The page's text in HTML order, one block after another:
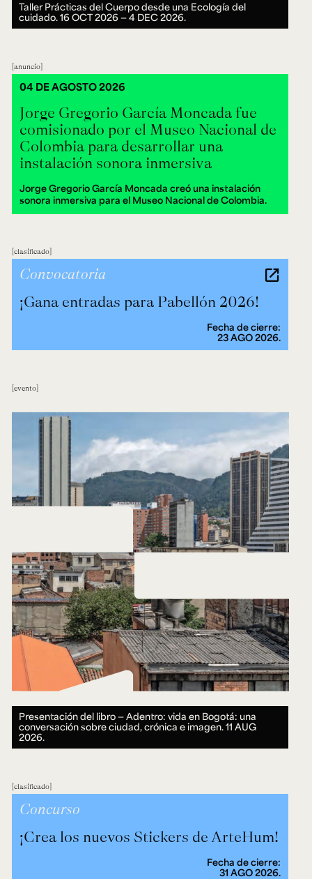
Taller Prácticas del Cuerpo desde una Ecología del
cuidado.16 OCT 2026 ― 4 DEC 2026.
anuncio
Jorge Gregorio García Moncada fue
comisionado por el Museo Nacional de
Colombia para desarrollar una
instalación sonora inmersiva
Jorge Gregorio García Moncada creó una instalación
sonora inmersiva para el Museo Nacional de Colombia.
04 DE AGOSTO 2026
clasificado
¡Gana entradas para Pabellón 2026!
Convocatoria
Fecha de cierre:
23 AGO 2026.
evento
Presentación del libro — Adentro: vida en Bogotá: una
conversación sobre ciudad, crónica e imagen.11 AUG
2026.
clasificado
Concurso
¡Crea los nuevos Stickers de ArteHum!
Fecha de cierre:
31 AGO 2026.